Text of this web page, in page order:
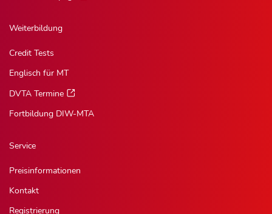
Weiterbildung
Credit Tests
Englisch für MT
DVTA Termine
Fortbildung DIW-MTA
Service
Preisinformationen
Kontakt
Registrierung